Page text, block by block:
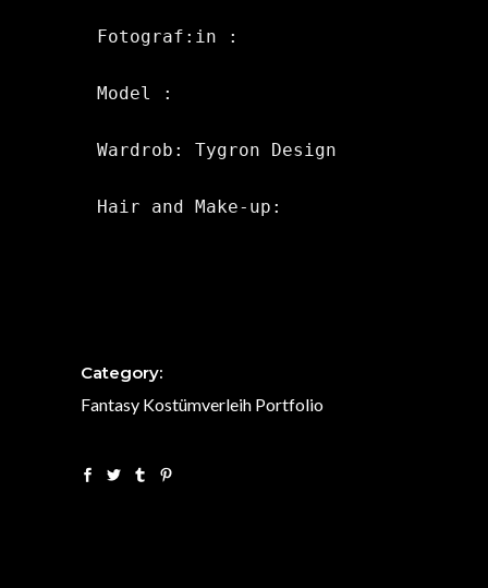
Fotograf:in :
Model :
Wardrob: Tygron Design
Hair and Make-up:
Category:
Fantasy Kostümverleih Portfolio